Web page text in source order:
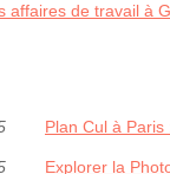
affaires de travail à
Plan Cul à
Explorer la